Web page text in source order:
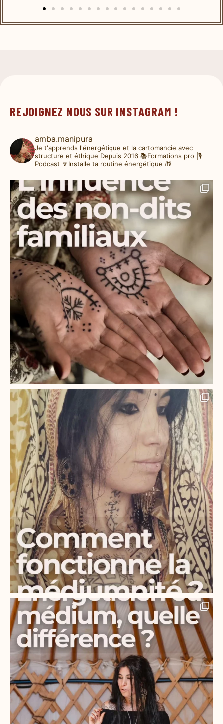
REJOIGNEZ NOUS SUR INSTAGRAM !
amba.manipura
Je t'apprends l'énergétique et la cartomancie avec
structure et éthique Depuis 2016 📚Formations pro |🎙️
Podcast 🔽Installe ta routine énergétique 🎁